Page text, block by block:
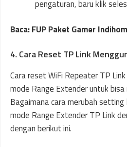
pengaturan, baru klik
Baca: FUP Paket Gamer
4. Cara Reset TP Link
Cara reset WiFi Repeater TP
mode Range Extender untuk bisa
Bagaimana cara merubah setting
mode Range Extender TP Link
dengan berikut ini.